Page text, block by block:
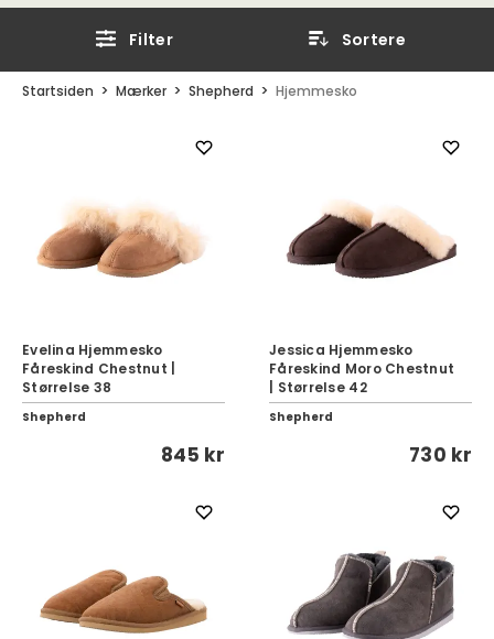
Filter Sortere
Startsiden Mærker Shepherd Hjemmesko
Evelina Hjemmesko
Fåreskind Chestnut |
Størrelse 38
Shepherd
845 kr
Jessica Hjemmesko
Fåreskind Moro Chestnut
| Størrelse 42
Shepherd
730 kr